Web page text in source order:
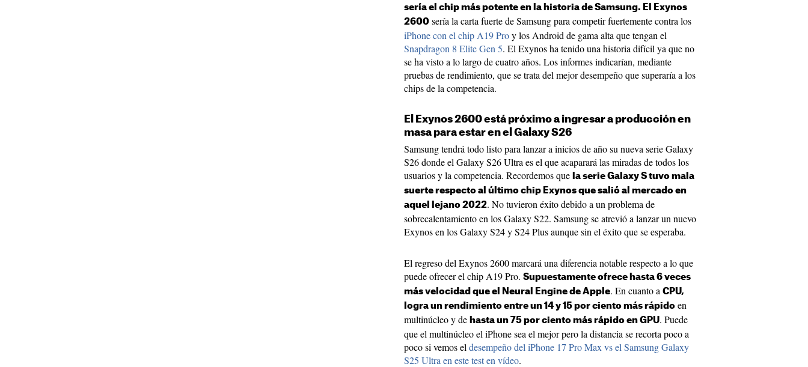
sería el chip más potente en la historia de Samsung. El Exynos
2600 sería la carta fuerte de Samsung para competir fuertemente contra los
iPhone con el chip A19 Proy los Android de gama alta que tengan el
Snapdragon 8 Elite Gen 5. El Exynos ha tenido una historia difícil ya que no
se ha visto a lo largo de cuatro años. Los informes indicarían, mediante
pruebas de rendimiento, que se trata del mejor desempeño que superaría a los
chips de la competencia.
El Exynos 2600 está próximo a ingresar a producción en
masa para estar en el Galaxy S26
Samsung tendrá todo listo para lanzar a inicios de año su nueva serie Galaxy
S26 donde el Galaxy S26 Ultra es el que acaparará las miradas de todos los
usuarios y la competencia. Recordemos que la serie Galaxy S tuvo mala
suerte respecto al último chip Exynos que salió al mercado en
aquel lejano 2022. No tuvieron éxito debido a un problema de
sobrecalentamiento en los Galaxy S22. Samsung se atrevió a lanzar un nuevo
Exynos en los Galaxy S24 y S24 Plus aunque sin el éxito que se esperaba.
El regreso del Exynos 2600 marcará una diferencia notable respecto a lo que
puede ofrecer el chip A19 Pro. Supuestamente ofrece hasta 6 veces
más velocidad que el Neural Engine de Apple. En cuanto a CPU,
logra un rendimiento entre un 14 y 15 por ciento más rápido en
multinúcleo y de hasta un 75 por ciento más rápido en GPU. Puede
que el multinúcleo el iPhone sea el mejor pero la distancia se recorta poco a
poco si vemos el desempeño del iPhone 17 Pro Max vs el Samsung Galaxy
S25 Ultra en este test en vídeo.